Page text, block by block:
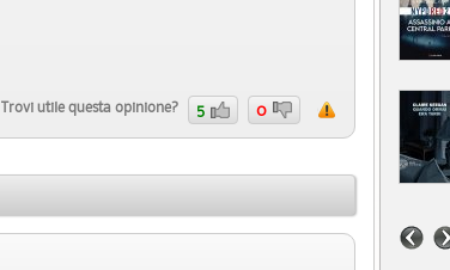
Trovi utile questa opinione? 5 0